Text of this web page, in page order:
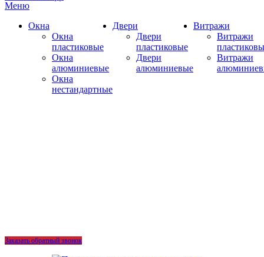
Меню
Окна
Окна
пластиковые
Окна
алюминиевые
Окна
нестандартные
Двери
Двери
пластиковые
Двери
алюминиевые
Витражи
Витражи
Витражи
Заказать обратный звонок